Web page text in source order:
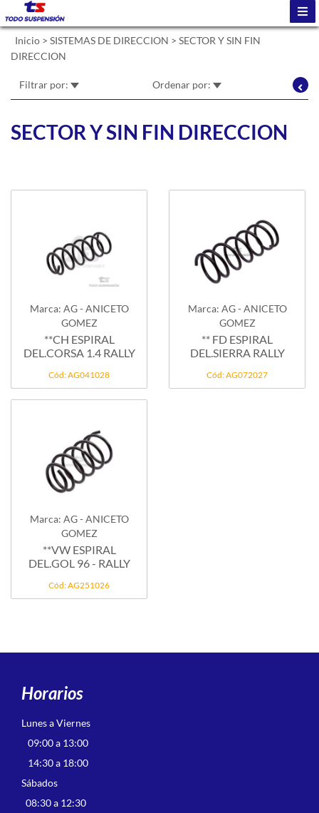
Inicio > SISTEMAS DE DIRECCION > SECTOR Y SIN FIN
DIRECCION
Filtrar por: Ordenar por:
SECTOR Y SIN FIN DIRECCION
Marca: AG - ANICETO
GOMEZ
**CH ESPIRAL
DEL.CORSA 1.4 RALLY
Cód: AG041028
Marca: AG - ANICETO
GOMEZ
** FD ESPIRAL
DEL.SIERRA RALLY
Cód: AG072027
Marca: AG - ANICETO
GOMEZ
**VW ESPIRAL
DEL.GOL 96 - RALLY
Cód: AG251026
Horarios
Lunes a Viernes
09:00 a 13:00
14:30 a 18:00
Sábados
08:30 a 12:30